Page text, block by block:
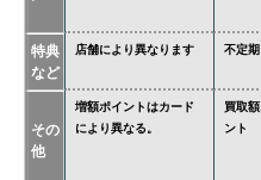
特典
など
店舗により異なります 不定
その
他
増額ポイントはカード
により異なる。
買取
ント